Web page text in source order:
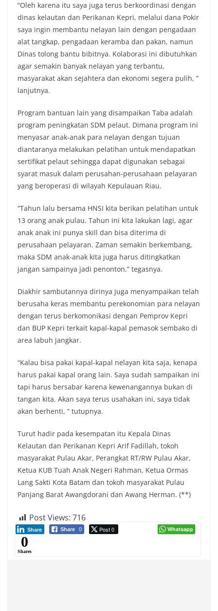
“Oleh karena itu saya juga terus berkoordinasi dengan
dinas kelautan dan Perikanan Kepri, melalui dana Pokir
saya ingin membantu nelayan lain dengan pengadaan
alat tangkap, pengadaan keramba dan pakan, namun
Dinas tolong bantu bibitnya. Kolaborasi ini dibutuhkan
agar semakin banyak nelayan yang terbantu,
masyarakat akan sejahtera dan ekonomi segera pulih, ”
lanjutnya.
Program bantuan lain yang disampaikan Taba adalah
program peningkatan SDM pelaut. Dimana program ini
menyasar anak-anak para nelayan dengan tujuan
diantaranya melakukan pelatihan untuk mendapatkan
sertifikat pelaut sehingga dapat digunakan sebagai
syarat masuk dalam perusahan-perusahaan pelayaran
yang beroperasi di wilayah Kepulauan Riau.
“Tahun lalu bersama HNSI kita berikan pelatihan untuk
13 orang anak pulau. Tahun ini kita lakukan lagi, agar
anak anak ini punya skill dan bisa diterima di
perusahaan pelayaran. Zaman semakin berkembang,
maka SDM anak-anak kita juga harus ditingkatkan
jangan sampainya jadi penonton,” tegasnya.
Diakhir sambutannya dirinya juga menyampaikan telah
berusaha keras membantu perekonomian para nelayan
dengan terus berkomonikasi dengan Pemprov Kepri
dan BUP Kepri terkait kapal-kapal pemasok sembako di
area labuh jangkar.
“Kalau bisa pakai kapal-kapal nelayan kita saja, kenapa
harus pakai kapal orang lain. Saya sudah sampaikan ini
tapi harus bersabar karena kewenangannya bukan di
tangan kita. Akan saya terus usahakan ini, saya tidak
akan berhenti, ” tutupnya.
Turut hadir pada kesempatan itu Kepala Dinas
Kelautan dan Perikanan Kepri Arif Fadillah, tokoh
masyarakat Pulau Akar, Perangkat RT/RW Pulau Akar,
Ketua KUB Tuah Anak Negeri Rahman, Ketua Ormas
Lang Sakti Kota Batam dan tokoh masyarakat Pulau
Panjang Barat Awangdorani dan Awang Herman. (**)
Post Views: 716
Share 0 Post 0
Share Whatsapp
0
Shares